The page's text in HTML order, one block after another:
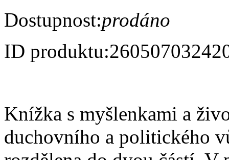
Dostupnost:prodáno
ID produktu:
Knížka s myšlenkami a
duchovního a politického